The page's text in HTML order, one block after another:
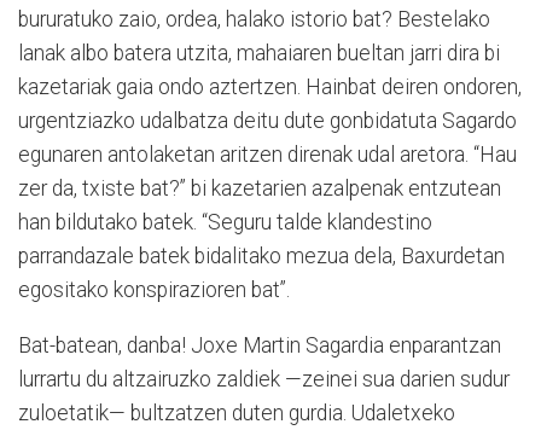
bururatuko zaio, ordea, halako istorio bat? Bestelako
lanak albo batera utzita, mahaiaren bueltan jarri dira bi
kazetariak gaia ondo aztertzen. Hainbat deiren ondoren,
urgentziazko udalbatza deitu dute gonbidatuta Sagardo
egunaren antolaketan aritzen direnak udal aretora. “Hau
zer da, txiste bat?” bi kazetarien azalpenak entzutean
han bildutako batek. “Seguru talde klandestino
parrandazale batek bidalitako mezua dela, Baxurdetan
egositako konspirazioren bat”.
Bat-batean, danba! Joxe Martin Sagardia enparantzan
lurrartu du altzairuzko zaldiek —zeinei sua darien sudur
zuloetatik— bultzatzen duten gurdia. Udaletxeko